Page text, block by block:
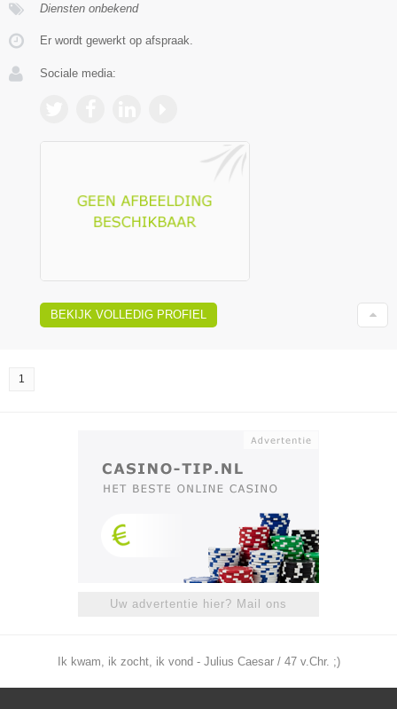
Diensten onbekend
Er wordt gewerkt op afspraak.
Sociale media:
BEKIJK VOLLEDIG PROFIEL
1
Uw advertentie hier? Mail ons
Ik kwam, ik zocht, ik vond - Julius Caesar / 47 v.Chr. ;)